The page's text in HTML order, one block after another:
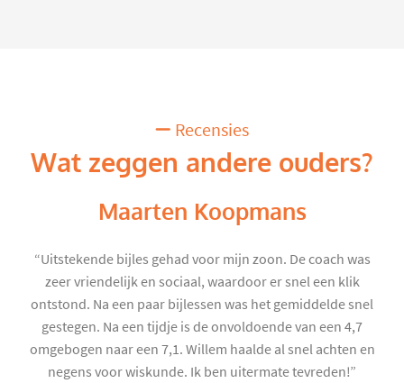
Recensies
Wat zeggen andere ouders?
Maarten Koopmans
“Uitstekende bijles gehad voor mijn zoon. De coach was
zeer vriendelijk en sociaal, waardoor er snel een klik
ontstond. Na een paar bijlessen was het gemiddelde snel
gestegen. Na een tijdje is de onvoldoende van een 4,7
omgebogen naar een 7,1. Willem haalde al snel achten en
negens voor wiskunde. Ik ben uitermate tevreden!”